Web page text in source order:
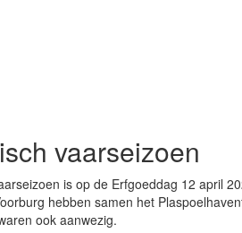
vaarseizoen
is op de Erfgoeddag 12 april
hebben samen het
ook aanwezig.